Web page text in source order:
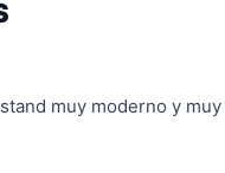
muy moderno y